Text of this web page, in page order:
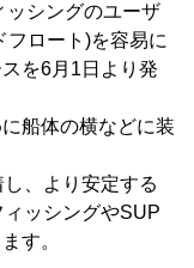
ッシングのユーザ
フロート)を容易に
を6月1日より発
船体の横などに装
、より安定する
ッシングやSUP
す。